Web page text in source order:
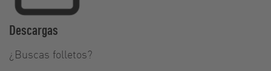
Descargas
¿Buscas folletos?